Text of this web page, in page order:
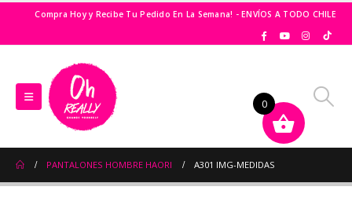
Compra Hoy y Recibe Tu Pedido En La Semana! - ENVÍOS A TODO CHILE
PANTALONES HOMBRE HAORI A301 IMG-MEDIDAS
0